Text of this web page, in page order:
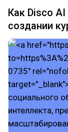
Как Disco
создании